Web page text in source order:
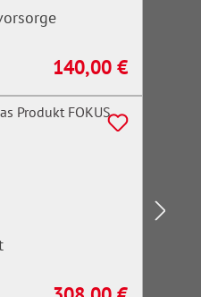
Regulärer Preis:
140,00 €